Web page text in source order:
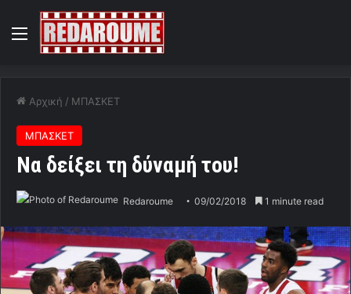
Menu
Αρχική / ΜΠΑΣΚΕΤ
ΜΠΑΣΚΕΤ
Να δείξει τη δύναμή του!
Redaroume 09/02/2018 1 minute read